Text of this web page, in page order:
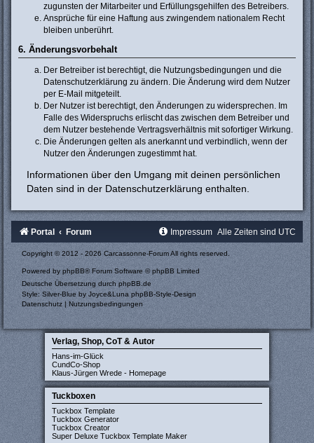
zugunsten der Mitarbeiter und Erfüllungsgehilfen des Betreibers.
Ansprüche für eine Haftung aus zwingendem nationalem Recht
bleiben unberührt.
6. Änderungsvorbehalt
Der Betreiber ist berechtigt, die Nutzungsbedingungen und die
Datenschutzerklärung zu ändern. Die Änderung wird dem Nutzer
per E-Mail mitgeteilt.
Der Nutzer ist berechtigt, den Änderungen zu widersprechen. Im
Falle des Widerspruchs erlischt das zwischen dem Betreiber und
dem Nutzer bestehende Vertragsverhältnis mit sofortiger Wirkung.
Die Änderungen gelten als anerkannt und verbindlich, wenn der
Nutzer den Änderungen zugestimmt hat.
Informationen über den Umgang mit deinen persönlichen
Daten sind in der Datenschutzerklärung enthalten.
Portal Forum Alle Zeiten sind UTC
Impressum
Copyright © 2012 - 2026 Carcassonne-Forum All rights reserved.
Powered by phpBB® Forum Software © phpBB Limited
Deutsche Übersetzung durch phpBB.de
Style: Silver-Blue by Joyce&LunaphpBB-Style-Design
Datenschutz |Nutzungsbedingungen
Verlag, Shop, CoT & Autor
Hans-im-Glück
CundCo-Shop
Klaus-Jürgen Wrede - Homepage
Tuckboxen
Tuckbox Template
Tuckbox Generator
Tuckbox Creator
Super Deluxe Tuckbox Template Maker